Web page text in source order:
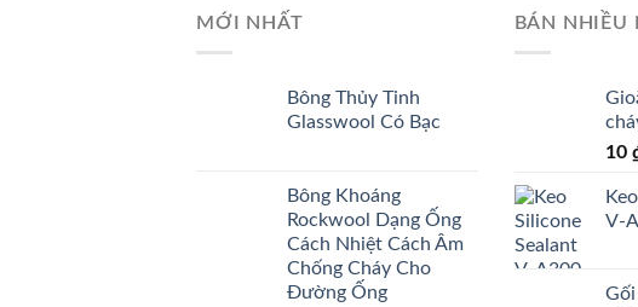
MỚI NHẤT
Bông Thủy Tinh
Glasswool Có Bạc
Bông Khoáng
Rockwool Dạng Ống
Cách Nhiệt Cách Âm
Chống Cháy Cho
Đường Ống
BÁN NHIỀU
10
V-
Gối